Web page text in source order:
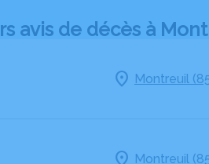
avis de décès à
Montreuil
Montreuil